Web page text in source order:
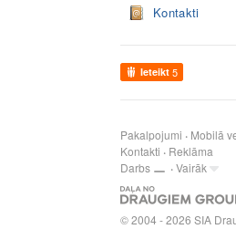
Kontakti
Ieteikt 5
Pakalpojumi Mobilā
Kontakti
Reklāma
Darbs
Vairāk
© 2004 - 2026 SIA